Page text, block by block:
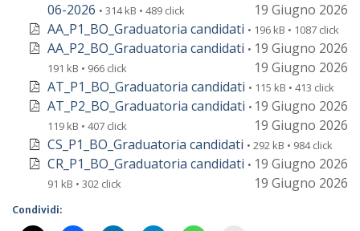
06-2026 • 314 kB • 489 click
19 Giugno 2026
AA_P1_BO_Graduatoria candidati • 196 kB • 1087 click
19 Giugno 2026
AA_P2_BO_Graduatoria candidati •
191 kB • 966 click
19 Giugno 2026
AT_P1_BO_Graduatoria candidati • 115 kB • 413 click
19 Giugno 2026
AT_P2_BO_Graduatoria candidati •
119 kB • 407 click
19 Giugno 2026
CS_P1_BO_Graduatoria candidati • 292 kB • 984 click
19 Giugno 2026
CR_P1_BO_Graduatoria candidati •
91 kB • 302 click
19 Giugno 2026
Condividi: